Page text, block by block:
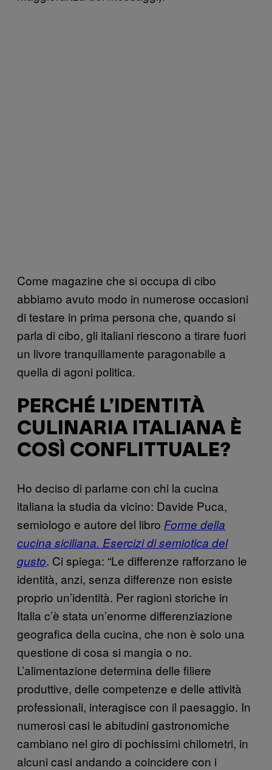
Come magazine che si occupa di cibo
abbiamo avuto modo in numerose occasioni
di testare in prima persona che, quando si
parla di cibo, gli italiani riescono a tirare fuori
un livore tranquillamente paragonabile a
quella di agoni politica.
PERCHÉ L’IDENTITÀ
CULINARIA ITALIANA È
COSÌ CONFLITTUALE?
Ho deciso di parlarne con chi la cucina
italiana la studia da vicino: Davide Puca,
semiologo e autore del libro Forme della
cucina siciliana. Esercizi di semiotica del
gusto. Ci spiega: “Le differenze rafforzano le
identità, anzi, senza differenze non esiste
proprio un’identità. Per ragioni storiche in
Italia c’è stata un’enorme differenziazione
geografica della cucina, che non è solo una
questione di cosa si mangia o no.
L’alimentazione determina delle filiere
produttive, delle competenze e delle attività
professionali, interagisce con il paesaggio. In
numerosi casi le abitudini gastronomiche
cambiano nel giro di pochissimi chilometri, in
alcuni casi andando a coincidere con i